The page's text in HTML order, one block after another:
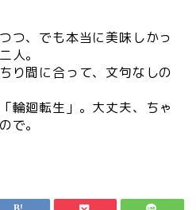
つ、でも本当に美味しかっ
人。
り間に合って、文句なしの
輪廻転生」。大丈夫、ちゃ
で。